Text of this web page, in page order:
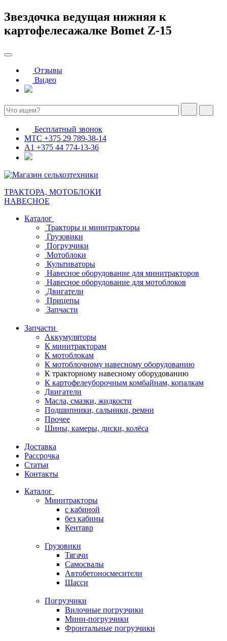
Звездочка ведущая нижняя к
картофелесажалке Вomet Z-15
Отзывы
Видео
Бесплатный звонок
МТС +375 29 789-38-14
А1 +375 44 774-13-36
ТРАКТОРА, МОТОБЛОКИ
НАВЕСНОЕ
Каталог
Тракторы и минитракторы
Грузовики
Погрузчики
Мотоблоки
Культиваторы
Навесное оборудование для минитракторов
Навесное оборудование для мотоблоков
Двигатели
Прицепы
Запчасти
Запчасти
Аккумуляторы
К минитракторам
К мотоблокам
К мотоблочному навесному оборудованию
К тракторному навесному оборудованию
К картофелеуборочным комбайнам, копалкам
Двигатели
Масла, смазки, жидкости
Подшипники, сальники, ремни
Прочее
Шины, камеры, диски, колёса
Доставка
Рассрочка
Статьи
Контакты
Каталог
Минитракторы
c кабиной
без кабины
Кентавр
Грузовики
Тягачи
Самосвалы
Автобетоносмесители
Шасси
Погрузчики
Вилочные погрузчики
Мини-погрузчики
Фронтальные погрузчики